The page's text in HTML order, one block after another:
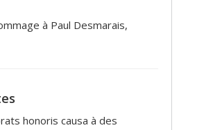
à Paul Desmarais,
honoris causa à des